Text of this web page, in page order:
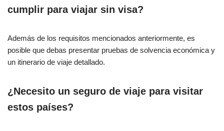
cumplir para viajar sin visa?
Además de los requisitos mencionados anteriormente, es
posible que debas presentar pruebas de solvencia económica y
un itinerario de viaje detallado.
¿Necesito un seguro de viaje para visitar
estos países?